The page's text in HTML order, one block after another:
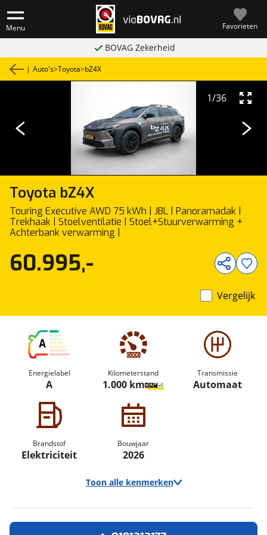
Menu Favorieten
BOVAG Zekerheid
| Auto's>Toyota>bZ4X
Toyota bZ4X
Touring Executive AWD 75 kWh | JBL | Panoramadak |
Trekhaak | Stoelventilatie | Stoel+Stuurverwarming +
Achterbank verwarming |
1/36
A
Energielabel
A
Kilometerstand
1.000 km
Transmissie
Automaat
Brandstof
Elektriciteit
Bouwjaar
2026
Toon alle kenmerken
60.995,-
Vergelijk